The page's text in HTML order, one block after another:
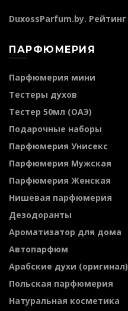
DuxossParfum.by. Рейтинг
ПАРФЮМЕРИЯ
Парфюмерия мини
Тестеры духов
Тестер 50мл (ОАЭ)
Подарочные наборы
Парфюмерия Унисекс
Парфюмерия Мужская
Парфюмерия Женская
Нишевая парфюмерия
Дезодоранты
Ароматизатор для дома
Автопарфюм
Арабские духи (оригинал)
Польская парфюмерия
Натуральная косметика